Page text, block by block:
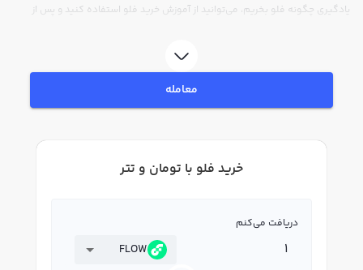
یادگیری چگونه فلو بخریم، می‌توانید از آموزش خرید فلو استفاده کنید و پس از
لحظه‌ای، نمودار و امکانات فروش فلو نیز در دسترس شما قرار دارد تا بتوانید
تصمیمات بهتری در معاملات خود بگیرید.
معامله
خرید فلو با تومان و تتر
دریافت می‌کنم
FLOW